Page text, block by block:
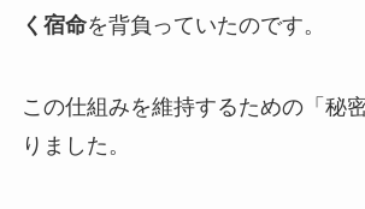
く宿命を背負っていたのです。
この仕組みを維持するための「秘
りました。